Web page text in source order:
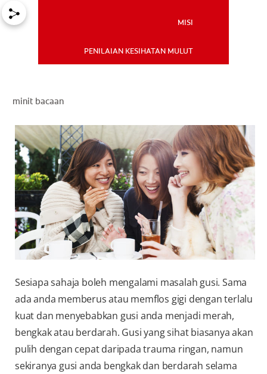
MY (MS)
MISI
PENILAIAN KESIHATAN MULUT
minit bacaan
Sesiapa sahaja boleh mengalami masalah gusi. Sama
ada anda memberus atau memflos gigi dengan terlalu
kuat dan menyebabkan gusi anda menjadi merah,
bengkak atau berdarah. Gusi yang sihat biasanya akan
pulih dengan cepat daripada trauma ringan, namun
sekiranya gusi anda bengkak dan berdarah selama